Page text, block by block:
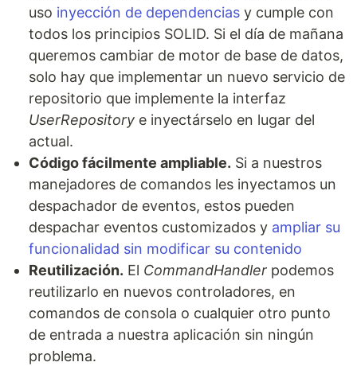
uso inyección de dependencias y cumple con
todos los principios SOLID. Si el día de mañana
queremos cambiar de motor de base de datos,
solo hay que implementar un nuevo servicio de
repositorio que implemente la interfaz
UserRepository e inyectárselo en lugar del
actual.
Código fácilmente ampliable. Si a nuestros
manejadores de comandos les inyectamos un
despachador de eventos, estos pueden
despachar eventos customizados y ampliar su
funcionalidad sin modificar su contenido
Reutilización. El CommandHandler podemos
reutilizarlo en nuevos controladores, en
comandos de consola o cualquier otro punto
de entrada a nuestra aplicación sin ningún
problema.